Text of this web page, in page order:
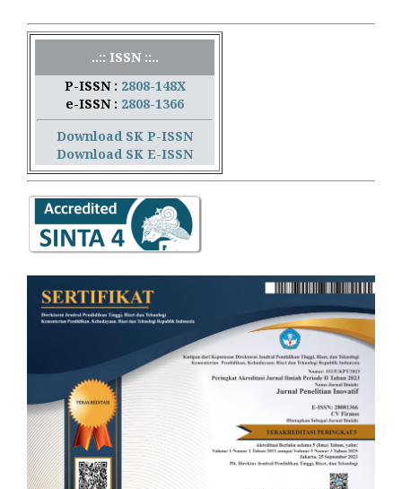
..:: ISSN ::..
P-ISSN : 2808-148X
e-ISSN : 2808-1366
Download SK P-ISSN
Download SK E-ISSN